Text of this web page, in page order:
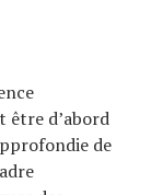
être d’abord
de